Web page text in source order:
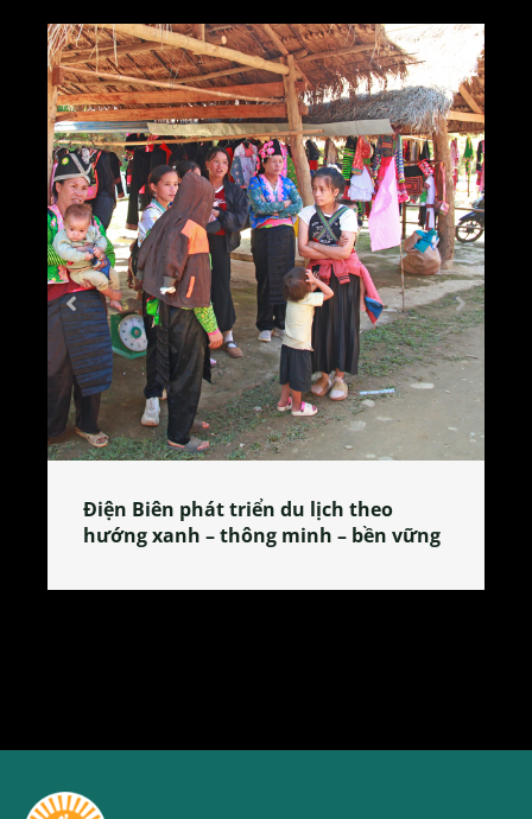
Làng làm bánh tẻ Phú Nhi – nơi lan
tỏa đặc sản xứ Đoài